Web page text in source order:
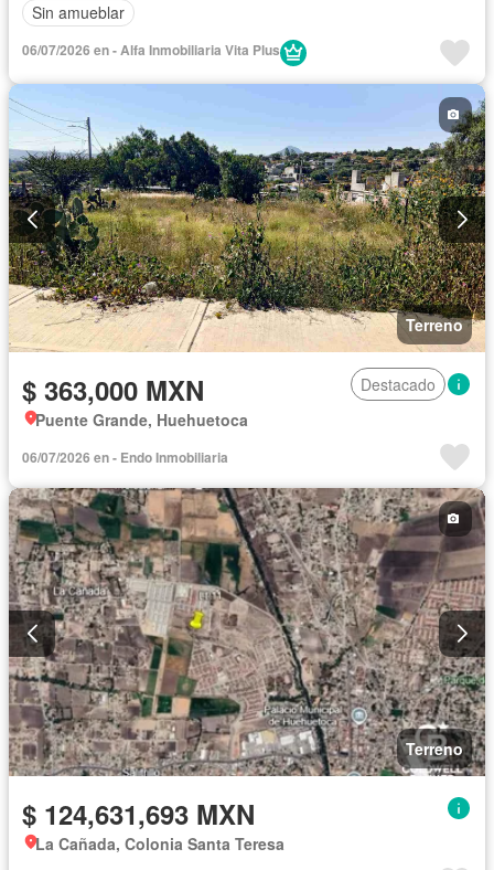
Sin amueblar
06/07/2026 en - Alfa Inmobiliaria Vita Plus
Terreno
$ 363,000 MXN
Destacado
Puente Grande, Huehuetoca
06/07/2026 en - Endo Inmobiliaria
Terreno
$ 124,631,693 MXN
La Cañada, Colonia Santa Teresa